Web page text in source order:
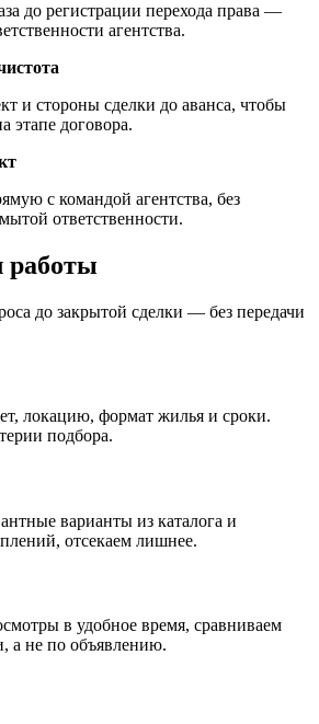
до регистрации перехода права —
агентства.
и стороны сделки до аванса, чтобы
этапе договора.
с командой агентства, без
ответственности.
до закрытой сделки — без передачи
локацию, формат жилья и сроки.
подбора.
варианты из каталога и
отсекаем лишнее.
в удобное время, сравниваем
а не по объявлению.